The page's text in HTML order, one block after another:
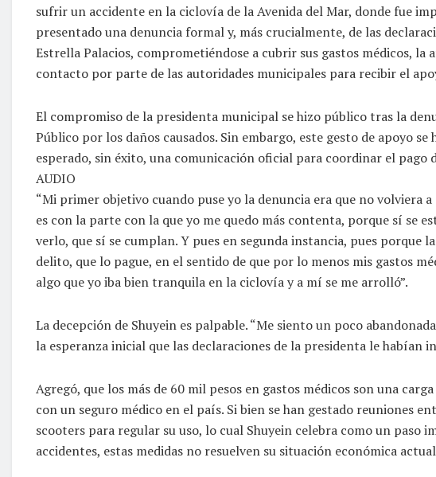
sufrir un accidente en la ciclovía de la Avenida del Mar, donde fue
presentado una denuncia formal y, más crucialmente, de las
Estrella Palacios, comprometiéndose a cubrir sus gastos médicos,
contacto por parte de las autoridades municipales para recibir el
El compromiso de la presidenta municipal se hizo público tras la
Público por los daños causados. Sin embargo, este gesto de apoyo se
esperado, sin éxito, una comunicación oficial para coordinar el pago
AUDIO
“Mi primer objetivo cuando puse yo la denuncia era que no volviera
es con la parte con la que yo me quedo más contenta, porque sí se
verlo, que sí se cumplan. Y pues en segunda instancia, pues porque
delito, que lo pague, en el sentido de que por lo menos mis gastos
algo que yo iba bien tranquila en la ciclovía y a mí se me arrolló”.
La decepción de Shuyein es palpable. “Me siento un poco
la esperanza inicial que las declaraciones de la presidenta le habían
Agregó, que los más de 60 mil pesos en gastos médicos son una
con un seguro médico en el país. Si bien se han gestado reuniones
scooters para regular su uso, lo cual Shuyein celebra como un
accidentes, estas medidas no resuelven su situación económica